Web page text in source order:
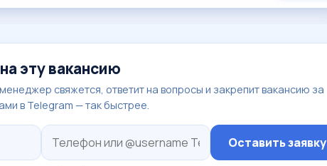
эту вакансию
свяжется, ответит на вопросы и закрепит вакансию за
в Telegram — так быстрее.
Оставить заявку